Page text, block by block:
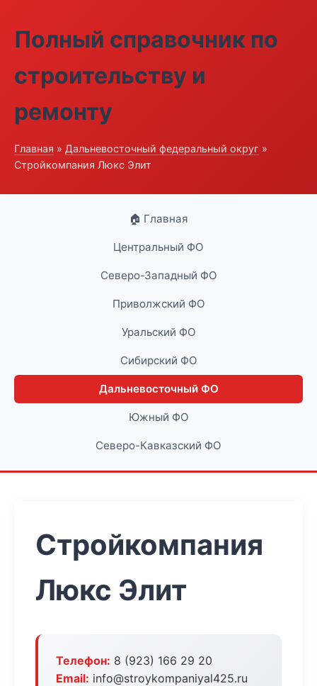
Полный справочник по
строительству и
ремонту
Главная » Дальневосточный федеральный округ »
Стройкомпания Люкс Элит
🏠 Главная
Центральный ФО
Северо-Западный ФО
Приволжский ФО
Уральский ФО
Сибирский ФО
Дальневосточный ФО
Южный ФО
Северо-Кавказский ФО
Стройкомпания
Люкс Элит
Телефон: 8 (923) 166 29 20
Email: info@stroykompaniyal425.ru